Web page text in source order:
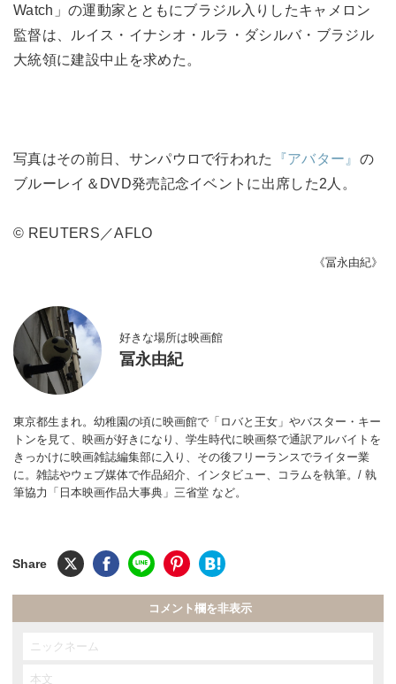
Watch」の運動家とともにブラジル入りしたキャメロン
監督は、ルイス・イナシオ・ルラ・ダシルバ・ブラジル
大統領に建設中止を求めた。
写真はその前日、サンパウロで行われた 『アバター』 の
ブルーレイ＆DVD発売記念イベントに出席した2人。
© REUTERS／AFLO
《冨永由紀》
好きな場所は映画館
冨永由紀
東京都生まれ。幼稚園の頃に映画館で「ロバと王女」やバスター・キー
トンを見て、映画が好きになり、学生時代に映画祭で通訳アルバイトを
きっかけに映画雑誌編集部に入り、その後フリーランスでライター業
に。雑誌やウェブ媒体で作品紹介、インタビュー、コラムを執筆。/ 執
筆協力「日本映画作品大事典」三省堂 など。
コメント欄を非表示